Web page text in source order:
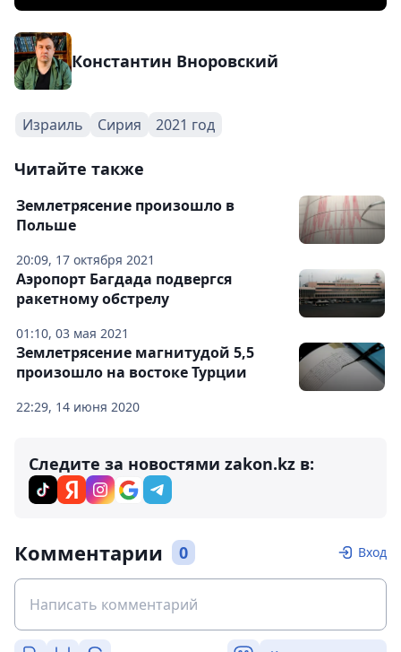
Константин Вноровский
Израиль Сирия 2021 год
Читайте также
20:09, 17 октября 2021
Землетрясение произошло в
Польше
01:10, 03 мая 2021
Аэропорт Багдада подвергся
ракетному обстрелу
22:29, 14 июня 2020
Землетрясение магнитудой 5,5
произошло на востоке Турции
Следите за новостями zakon.kz в:
Комментарии 0 Вход